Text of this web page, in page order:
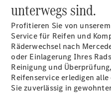
EQE
Limousine -
elektrisch
EQS
elektrisch
C-Klasse
Limousine
C-Klasse
unterwegs sind.
Profitieren Sie von
Service für Reifen und
Räderwechsel nach
oder Einlagerung Ihres
Reinigung und
Reifenservice erledigen
Sie zuverlässig in